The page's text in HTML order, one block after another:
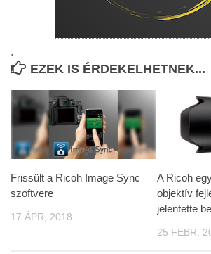
.
EZEK IS ÉRDEKELHETNEK...
Frissült a Ricoh Image Sync
szoftvere
17 ÁPR, 2018
A Ricoh
objektív
jelentette
25 FEBR,